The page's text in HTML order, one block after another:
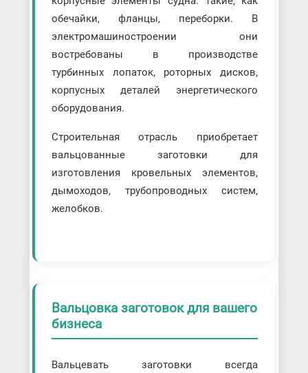
обечайки, фланцы, переборки. В
электромашиностроении они
востребованы в производстве
турбинных лопаток, роторных дисков,
корпусных деталей энергетического
оборудования.
Строительная отрасль приобретает
вальцованные заготовки для
изготовления кровельных элементов,
дымоходов, трубопроводных систем,
желобков.
Вальцовка заготовок для вашего
бизнеса
Вальцевать заготовки всегда